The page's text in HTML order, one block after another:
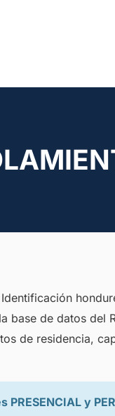
base de datos
de residencia,
y